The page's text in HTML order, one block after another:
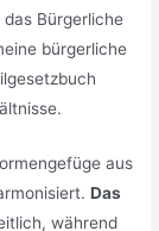
Bürgerliche
bürgerliche
aus
Das
während